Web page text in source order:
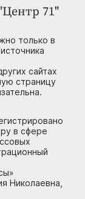
71"
только в
сайтах
страницу
в сфере
Николаевна,